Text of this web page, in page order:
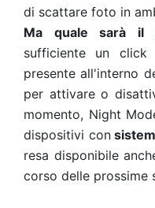
di scattare foto in
Ma quale sarà il
sufficiente un
presente all'interno
per attivare o
momento, Night
dispositivi con
resa disponibile
corso delle prossime